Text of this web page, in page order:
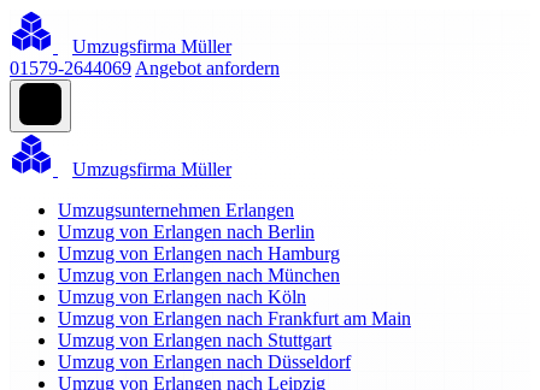
Umzugsfirma Müller
01579-2644069 Angebot anfordern
Umzugsfirma Müller
Umzugsunternehmen Erlangen
Umzug von Erlangen nach Berlin
Umzug von Erlangen nach Hamburg
Umzug von Erlangen nach München
Umzug von Erlangen nach Köln
Umzug von Erlangen nach Frankfurt am Main
Umzug von Erlangen nach Stuttgart
Umzug von Erlangen nach Düsseldorf
Umzug von Erlangen nach Leipzig